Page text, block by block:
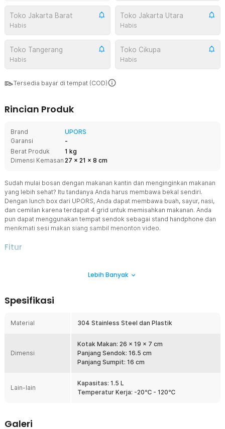
Toko Jakarta Barat
Habis
Toko Jakarta Utara
Habis
Toko Tangerang
Habis
Toko Cikupa
Habis
Tersedia bayar di tempat (COD)
Rincian Produk
Brand
UPORS
Garansi
-
Berat Produk
1 kg
Dimensi Kemasan 27 x 21 x 8 cm
Sudah mulai bosan dengan makanan kantin dan menginginkan makanan
yang lebih sehat? Itu tandanya Anda harus membawa bekal sendiri.
Dengan lunch box dari UPORS, Anda dapat membawa buah, sayur, nasi,
dan cemilan karena terdapat 4 grid untuk memisahkan makanan. Anda
pun dapat menggunakan tempat sendok sebagai stand handphone dan
menikmati sesi makan siang sambil menonton video.
Fitur
Tidak hanya dua jenis makanan, Anda dapat membawa sayur, nasi,
makanan bernutrisi yang Anda bawa.
Anda dapat membawa makanan berkuah tanpa khawatir lunch box
mampu mencegah kebocoran. Anda dapat menyimpan kotak
makan di dalam tas dengan aman.
Makanan Hangat Lebih Nikmat
mengisi bagian bawah kotak makan dengan air panas untuk
menghangatkan makanan di atasnya. Cara yang sangat mudah
Lebih Banyak
Spesifikasi
Material 304 Stainless Steel dan Plastik
Dimensi
Kotak Makan: 26 x 19 x 7 cm
Panjang Sendok: 16.5 cm
Panjang Sumpit: 16 cm
Lain-lain
Kapasitas: 1.5 L
Temperatur Kerja: -20℃ - 120℃
Galeri